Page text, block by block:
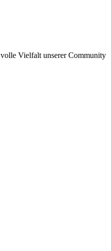
volle Vielfalt unserer Community